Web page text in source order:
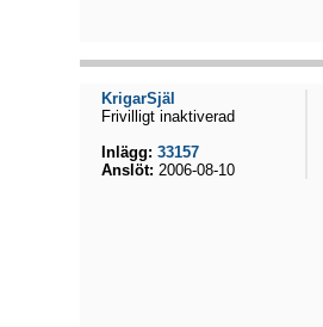
KrigarSjäl
Frivilligt inaktiverad
Inlägg: 33157
Anslöt: 2006-08-10